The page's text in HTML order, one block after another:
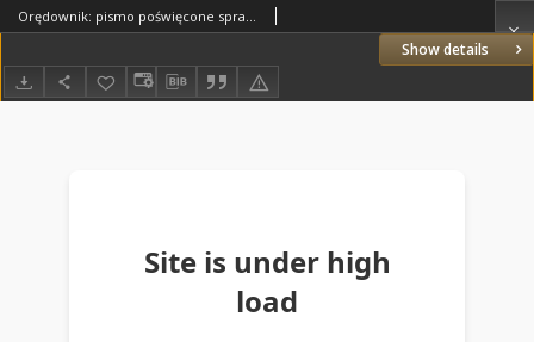
Show details
Orędownik: pismo poświęcone sprawom politycznym i spółecznym 1885.06.27 R.15 Nr144